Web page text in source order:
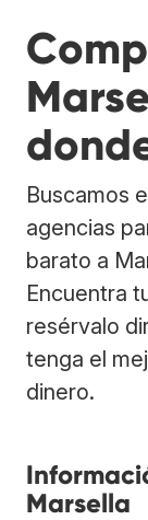
Buscamos
agencias
barato a
Encuentra
resérvalo
tenga el
dinero.
Marsella